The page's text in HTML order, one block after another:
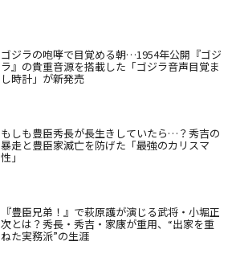
ゴジラの咆哮で目覚める朝…1954年公開『ゴジ
ラ』の貴重音源を搭載した「ゴジラ音声目覚ま
し時計」が新発売
もしも豊臣秀長が長生きしていたら…？秀吉の
暴走と豊臣家滅亡を防げた「最強のカリスマ
性」
『豊臣兄弟！』で萩原護が演じる武将・小堀正
次とは？秀長・秀吉・家康が重用、“出家を重
ねた実務派”の生涯